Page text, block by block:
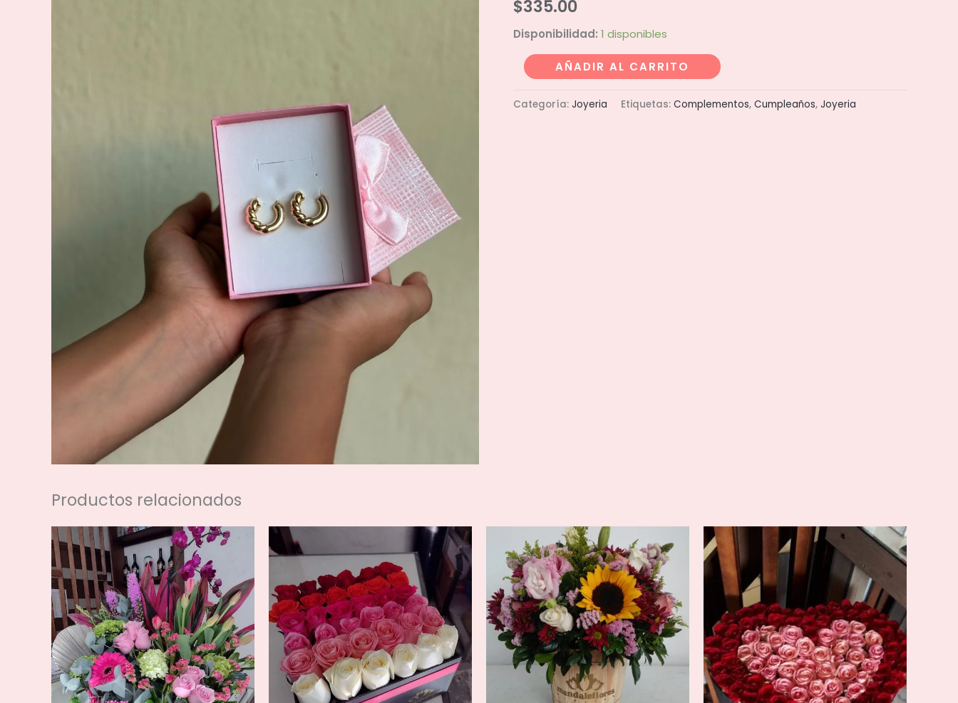
$335.00
Disponibilidad: 1 disponibles
Arracada
trenzada
cantidad
AÑADIR AL CARRITO
Categoría: Joyeria Etiquetas: Complementos, Cumpleaños, Joyeria
Productos relacionados